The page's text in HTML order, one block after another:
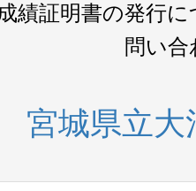
績証明書の発行
問い
宮城県立